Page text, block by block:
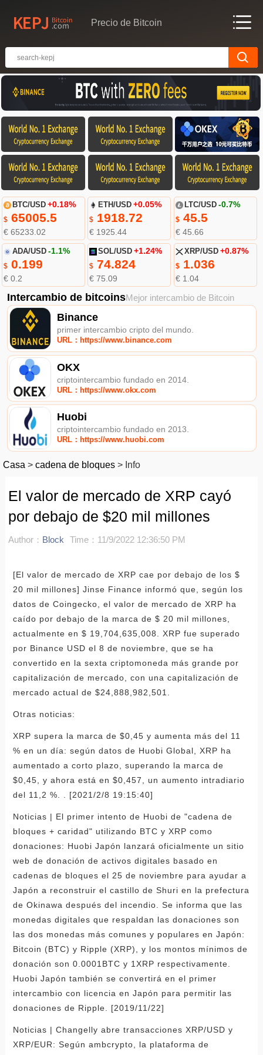
Precio de Bitcoin
BTC/USD +0.18%
$65005.5
€ 65233.02
ETH/USD +0.05%
$ 1918.72
€ 1925.44
LTC/USD -0.7%
$45.5
€ 45.66
ADA/USD -1.1%
$0.199
€ 0.2
SOL/USD +1.24%
$ 74.824
€ 75.09
XRP/USD +0.87%
$1.036
€ 1.04
Intercambio de bitcoinsMejor intercambio de Bitcoin
Binance
primer intercambio cripto del mundo.
URL：https://www.binance.com
OKX
criptointercambio fundado en 2014.
URL：https://www.okx.com
Huobi
criptointercambio fundado en 2013.
URL：https://www.huobi.com
Casa > cadena de bloques > Info
El valor de mercado de XRP cayó
por debajo de $20 mil millones
Author： Block Time：11/9/2022 12:36:50 PM
[El valor de mercado de XRP cae por debajo de los $
20 mil millones] Jinse Finance informó que, según los
datos de Coingecko, el valor de mercado de XRP ha
caído por debajo de la marca de $ 20 mil millones,
actualmente en $ 19,704,635,008. XRP fue superado
por Binance USD el 8 de noviembre, que se ha
convertido en la sexta criptomoneda más grande por
capitalización de mercado, con una capitalización de
mercado actual de $24,888,982,501.
Otras noticias:
XRP supera la marca de $0,45 y aumenta más del 11
% en un día: según datos de Huobi Global, XRP ha
aumentado a corto plazo, superando la marca de
$0,45, y ahora está en $0,457, un aumento intradiario
del 11,2 %. . [2021/2/8 19:15:40]
Noticias | El primer intento de Huobi de "cadena de
bloques + caridad" utilizando BTC y XRP como
donaciones: Huobi Japón lanzará oficialmente un sitio
web de donación de activos digitales basado en
cadenas de bloques el 25 de noviembre para ayudar a
Japón a reconstruir el castillo de Shuri en la prefectura
de Okinawa después del incendio. Se informa que las
monedas digitales que respaldan las donaciones son
las dos monedas más comunes y populares en Japón:
Bitcoin (BTC) y Ripple (XRP), y los montos mínimos de
donación son 0.0001BTC y 1XRP respectivamente.
Huobi Japón también se convertirá en el primer
intercambio con licencia en Japón para permitir las
donaciones de Ripple. [2019/11/22]
Noticias | Changelly abre transacciones XRP/USD y
XRP/EUR: Según ambcrypto, la plataforma de